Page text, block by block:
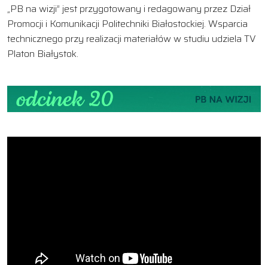
„PB na wizji” jest przygotowany i redagowany przez Dział
Promocji i Komunikacji Politechniki Białostockiej. Wsparcia
technicznego przy realizacji materiałów w studiu udziela TV
Platon Białystok.